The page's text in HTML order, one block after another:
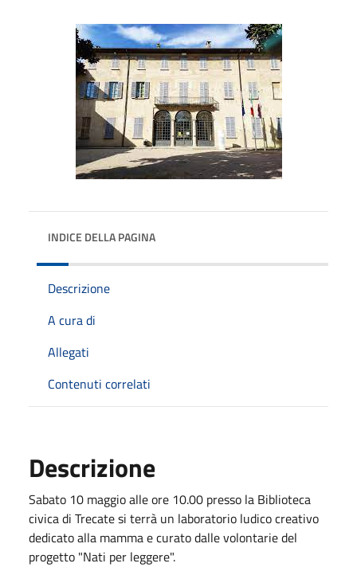
INDICE DELLA PAGINA
Descrizione
A cura di
Allegati
Contenuti correlati
Descrizione
Sabato 10 maggio alle ore 10.00 presso la Biblioteca
civica di Trecate si terrà un laboratorio ludico creativo
dedicato alla mamma e curato dalle volontarie del
progetto "Nati per leggere".